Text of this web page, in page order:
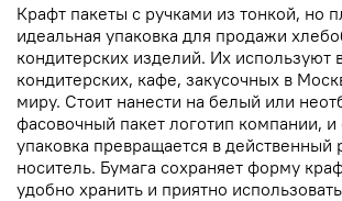
Крафт пакеты с ручками из тонкой, но
идеальная упаковка для продажи
кондитерских изделий. Их используют
кондитерских, кафе, закусочных в
миру. Стоит нанести на белый или
фасовочный пакет логотип компании,
упаковка превращается в действенный
носитель. Бумага сохраняет форму
удобно хранить и приятно